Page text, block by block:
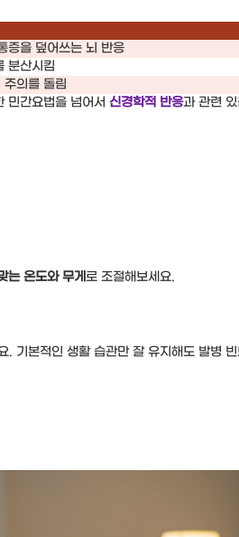
증을 덮어쓰는 뇌 반응
분산시킴
주의를 돌림
민간요법을 넘어서 신경학적 반응과 관련
는 온도와 무게 로 조절해보세요.
. 기본적인 생활 습관만 잘 유지해도 발병